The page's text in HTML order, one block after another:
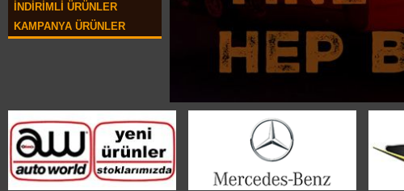
İNDIRIMLI ÜRÜNLER
KAMPANYA ÜRÜNLER